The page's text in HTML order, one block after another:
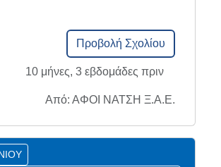
Προβολή Σχολίου
10 μήνες, 3 εβδομάδες πριν
Από: ΑΦΟΙ ΝΑΤΣΗ Ξ.Α.Ε.